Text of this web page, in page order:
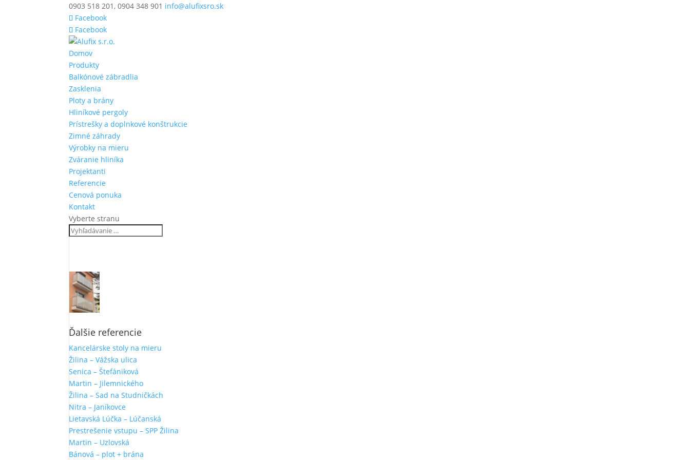
0903 518 201, 0904 348 901 info@alufixsro.sk
Facebook
Facebook
Domov
Produkty
Balkónové zábradlia
Zasklenia
Ploty a brány
Hliníkové pergoly
Prístrešky a doplnkové konštrukcie
Zimné záhrady
Výrobky na mieru
Zváranie hliníka
Projektanti
Referencie
Cenová ponuka
Kontakt
Vyberte stranu
Ďalšie referencie
Kancelárske stoly na mieru
Žilina – Vážska ulica
Senica – Štefániková
Martin – Jilemnického
Žilina – Sad na Studničkách
Nitra – Janíkovce
Lietavská Lúčka – Lúčanská
Prestrešenie vstupu – SPP Žilina
Martin – Uzlovská
Bánová – plot + brána